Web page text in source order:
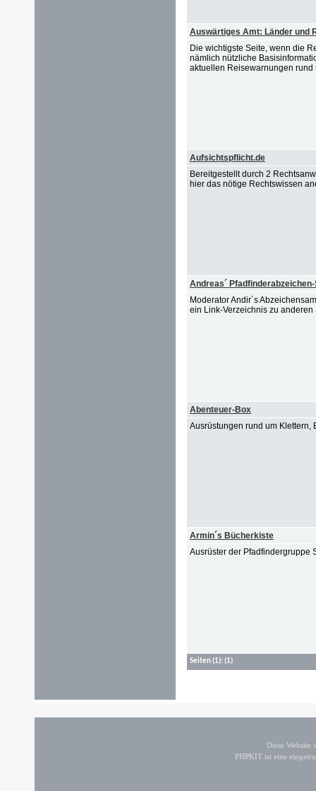
Auswärtiges Amt: Länder und
Die wichtigste Seite, wenn die
nämlich nützliche
aktuellen Reisewarnungen
Aufsichtspflicht.de
Bereitgestellt durch 2
hier das nötige Rechtswissen
Andreas´
Moderator Andir´s
ein Link-Verzeichnis zu
Abenteuer-Box
Ausrüstungen rund um Klettern,
Armin´s Bücherkiste
Ausrüster der Pfadfindergruppe
Seiten(1): (1)
Diese
PHPKIT ist eine